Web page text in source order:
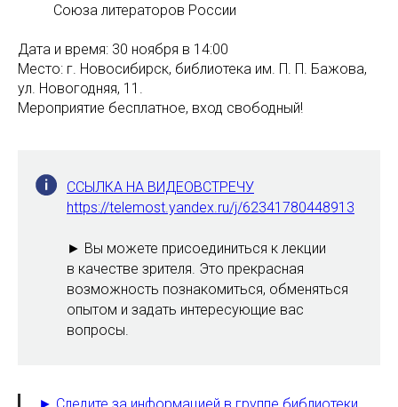
Союза литераторов России
Дата и время: 30 ноября в 14:00
Место: г. Новосибирск, библиотека им. П. П. Бажова,
ул.​ Новогодняя, 11.
Мероприятие бесплатное, вход свободный!
ССЫЛКА НА ВИДЕОВСТРЕЧУ
https://telemost.yandex.ru/j/62341780448913
► Вы можете присоединиться к лекции
в качестве зрителя. Это прекрасная
возможность познакомиться, обменяться
опытом и задать интересующие вас
вопросы.
► Следите за информацией в группе библиотеки